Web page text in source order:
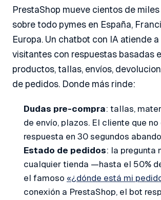
PrestaShop mueve cientos de
sobre todo pymes en España,
Europa. Un chatbot con IA atiende
visitantes con respuestas basadas
productos, tallas, envíos,
de pedidos. Donde más rinde:
Dudas pre-compra: tallas,
de envío, plazos. El cliente que
respuesta en 30 segundos
Estado de pedidos: la pregunta
cualquier tienda —hasta el 50%
el famoso «¿dónde está mi
conexión a PrestaShop, el bot